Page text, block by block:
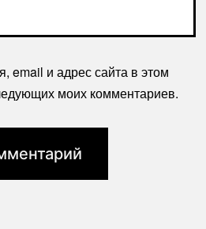
email и адрес сайта в этом
моих комментариев.